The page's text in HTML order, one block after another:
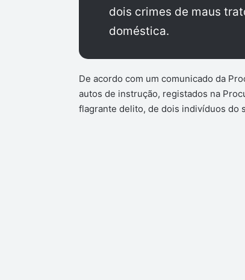
dois crimes de maus
doméstica.
De acordo com um comunicado da
autos de instrução, registados na
flagrante delito, de dois indivíduos do